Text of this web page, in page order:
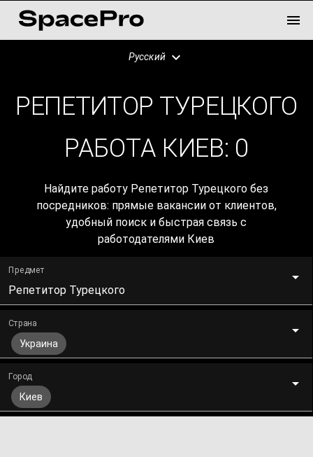
Русский
РЕПЕТИТОР ТУРЕЦКОГО
РАБОТА КИЕВ: 0
Найдите работу Репетитор Турецкого без
посредников: прямые вакансии от клиентов,
удобный поиск и быстрая связь с
работодателями Киев
Предмет
Репетитор Турецкого
Страна
Украина
Город
Киев